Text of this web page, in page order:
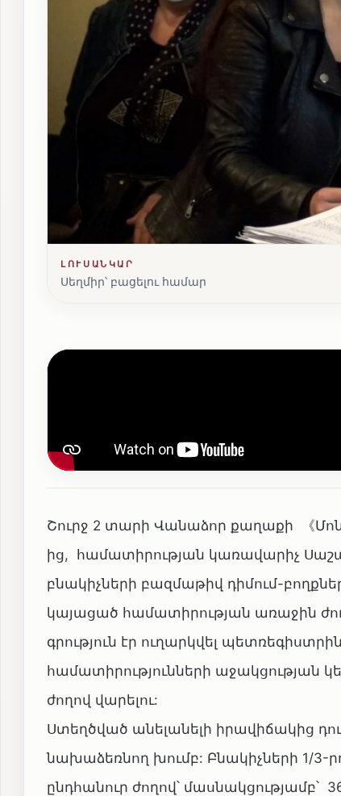
ԼՈՒՍԱՆԿԱՐ
Սեղմիր՝ բացելու համար
Շուրջ 2 տարի Վանաձոր քաղաքի 《
ից, համատիրության կառավարիչ Սաշա
բնակիչների բազմաթիվ դիմում-
կայացած համատիրության առաջին
գրություն էր ուղարկվել
համատիրությունների աջակցության
ժողով վարելու:
Ստեղծված անելանելի իրավիճակից
նախաձեռնող խումբ: Բնակիչների 1/
ընդհանուր ժողով՝ մասնակցությամբ՝